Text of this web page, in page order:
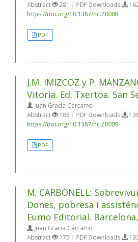
Abstract
281 | PDF Downloads
https://doi.org/10.1387/hc.20008
PDF
J.M. IMIZCOZ y P.
Vitoria. Ed. Txertoa. San
Juan Gracia Cárcamo
Abstract
185 | PDF Downloads
https://doi.org/10.1387/hc.20009
PDF
M. CARBONELL:
Dones, pobresa i
Eumo Editorial.
Juan Gracia Cárcamo
Abstract
175 | PDF Downloads